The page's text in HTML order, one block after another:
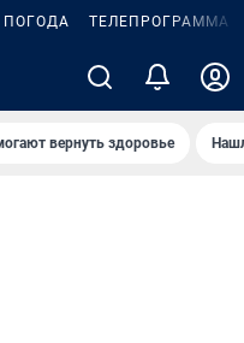
ПОГОДА ТЕЛЕПРОГРАММА
вернуть здоровье